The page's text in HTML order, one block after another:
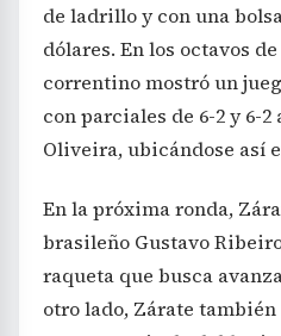
de ladrillo y con una
dólares. En los octavos
correntino mostró un
con parciales de 6-2 y 6-
Oliveira, ubicándose así
En la próxima ronda,
brasileño Gustavo
raqueta que busca
otro lado, Zárate